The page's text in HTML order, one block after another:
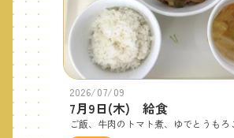
2026/07/09
7月9日(木) 給食